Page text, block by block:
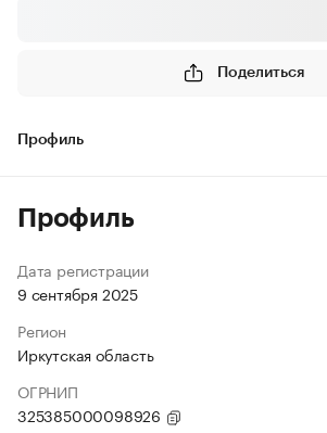
Поделиться
Профиль
Профиль
Дата регистрации
9 сентября 2025
Регион
Иркутская область
ОГРНИП
325385000098926